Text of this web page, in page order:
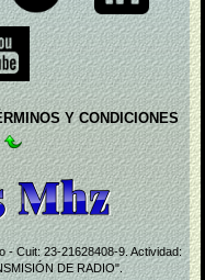
Y CONDICIONES
- Cuit: 23-21628408-9. Actividad:
DE RADIO".